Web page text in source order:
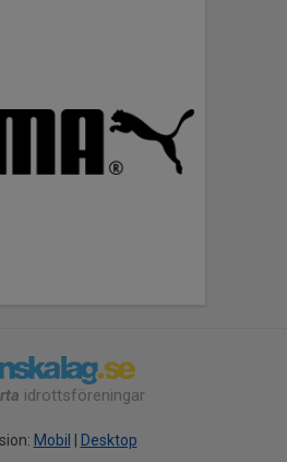
idrottsföreningar
Mobil Desktop